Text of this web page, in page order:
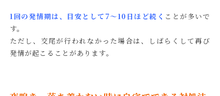
1回の発情期は、目安として7〜10日ほど続く ことが多いで
す。
ただし、交尾が行われなかった場合は、しばらくして再び
発情が起こることがあります。